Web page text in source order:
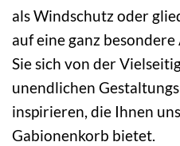
als Windschutz oder
auf eine ganz
Sie sich von der
unendlichen
inspirieren, die Ihnen
Gabionenkorb bietet.